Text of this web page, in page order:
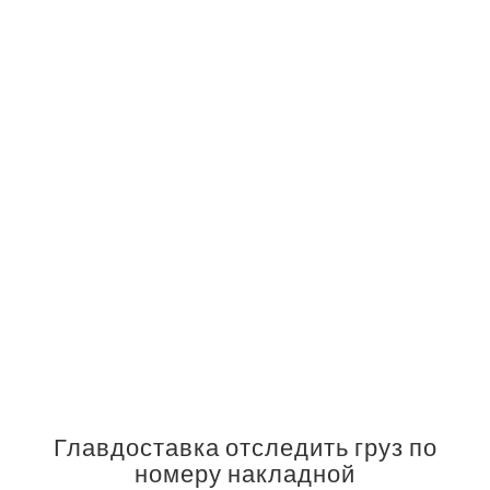
Главдоставка отследить груз по
номеру накладной